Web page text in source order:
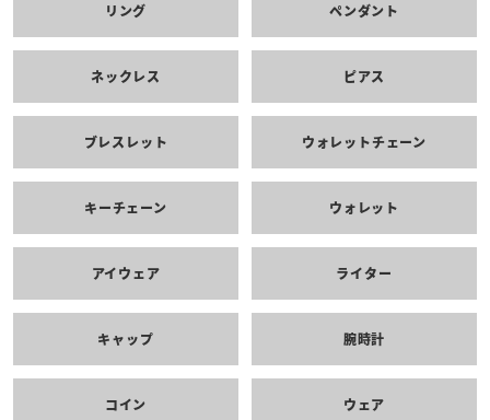
リング ペンダント
ネックレス ピアス
ブレスレット ウォレットチェーン
キーチェーン ウォレット
アイウェア ライター
キャップ 腕時計
コイン ウェア